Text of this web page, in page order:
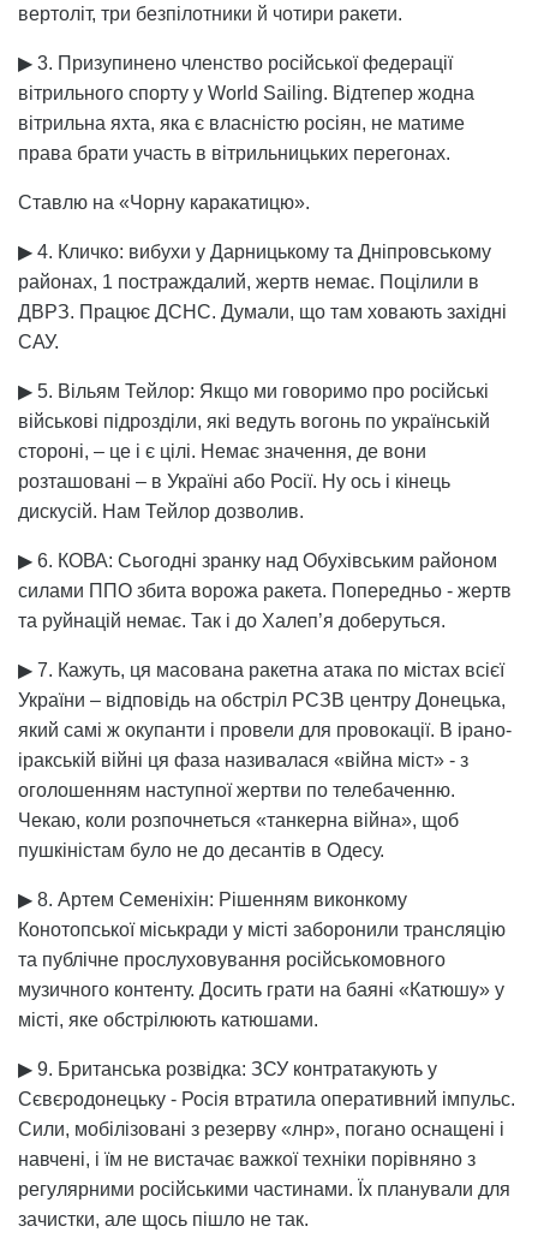
вертоліт, три безпілотники й чотири ракети.
▶ 3. Призупинено членство російської федерації
вітрильного спорту у World Sailing. Відтепер жодна
вітрильна яхта, яка є власністю росіян, не матиме
права брати участь в вітрильницьких перегонах.
Ставлю на «Чорну каракатицю».
▶ 4. Кличко: вибухи у Дарницькому та Дніпровському
районах, 1 постраждалий, жертв немає. Поцілили в
ДВРЗ. Працює ДСНС. Думали, що там ховають західні
САУ.
▶ 5. Вільям Тейлор: Якщо ми говоримо про російські
військові підрозділи, які ведуть вогонь по українській
стороні, – це і є цілі. Немає значення, де вони
розташовані – в Україні або Росії. Ну ось і кінець
дискусій. Нам Тейлор дозволив.
▶ 6. КОВА: Сьогодні зранку над Обухівським районом
силами ППО збита ворожа ракета. Попередньо - жертв
та руйнацій немає. Так і до Халеп’я доберуться.
▶ 7. Кажуть, ця масована ракетна атака по містах всієї
України – відповідь на обстріл РСЗВ центру Донецька,
який самі ж окупанти і провели для провокації. В ірано-
іракській війні ця фаза називалася «війна міст» - з
оголошенням наступної жертви по телебаченню.
Чекаю, коли розпочнеться «танкерна війна», щоб
пушкіністам було не до десантів в Одесу.
▶ 8. Артем Семеніхін: Рішенням виконкому
Конотопської міськради у місті заборонили трансляцію
та публічне прослуховування російськомовного
музичного контенту. Досить грати на баяні «Катюшу» у
місті, яке обстрілюють катюшами.
▶ 9. Британська розвідка: ЗСУ контратакують у
Сєвєродонецьку - Росія втратила оперативний імпульс.
Сили, мобілізовані з резерву «лнр», погано оснащені і
навчені, і їм не вистачає важкої техніки порівняно з
регулярними російськими частинами. Їх планували для
зачистки, але щось пішло не так.